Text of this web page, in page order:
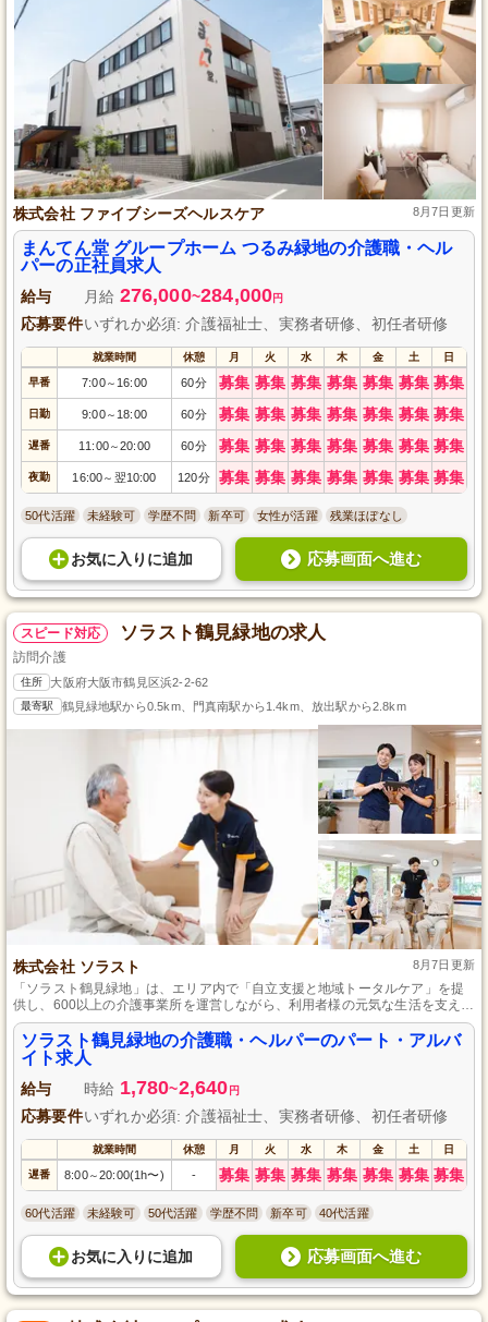
株式会社 ファイブシーズヘルスケア 8月7日更新
まんてん堂 グループホーム つるみ緑地の介護職・ヘル
パーの正社員求人
給与 月給 276,000~284,000円
応募要件いずれか必須: 介護福祉士、実務者研修、初任者研修
就業時間 休憩 月 火 水 木 金 土 日
早番 7:00～ 16:00 60分 募集 募集 募集 募集 募集 募集 募集
日勤 9:00～ 18:00 60分 募集 募集 募集 募集 募集 募集 募集
遅番 11:00～20:00 60分 募集 募集 募集 募集 募集 募集 募集
夜勤 16:00～ 翌10:00 120分 募集 募集 募集 募集 募集 募集 募集
50代活躍 未経験可 学歴不問 新卒可 女性が活躍 残業ほぼなし
お気に入り に追加 応募画面へ進む
スピード対応 ソラスト鶴見緑地の求人
訪問介護
住所 大阪府大阪市鶴見区浜2-2-62
最寄駅 鶴見緑地駅から0.5km、門真南駅から1.4km、放出駅から2.8km
株式会社 ソラスト 8月7日更新
「ソラスト鶴見緑地」は、エリア内で「自立支援と地域トータルケア」を提
供し、600以上の介護事業所を運営しながら、利用者様の元気な生活を支え、
従業員のワークライフバランスも推進します。
ソラスト鶴見緑地の介護職・ヘルパーのパート・アルバ
イト求人
給与 時給 1,780~2,640 円
応募要件いずれか必須: 介護福祉士、実務者研修、初任者研修
就業時間 休憩 月 火 水 木 金 土 日
遅番 8:00～20:00(1h〜) - 募集 募集 募集 募集 募集 募集 募集
60代活躍 未経験可 50代活躍 学歴不問 新卒可 40代活躍
お気に入り に追加 応募画面へ進む